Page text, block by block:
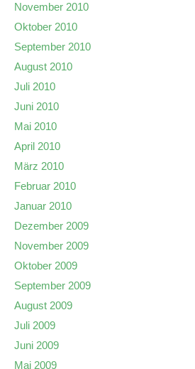
November 2010
Oktober 2010
September 2010
August 2010
Juli 2010
Juni 2010
Mai 2010
April 2010
März 2010
Februar 2010
Januar 2010
Dezember 2009
November 2009
Oktober 2009
September 2009
August 2009
Juli 2009
Juni 2009
Mai 2009